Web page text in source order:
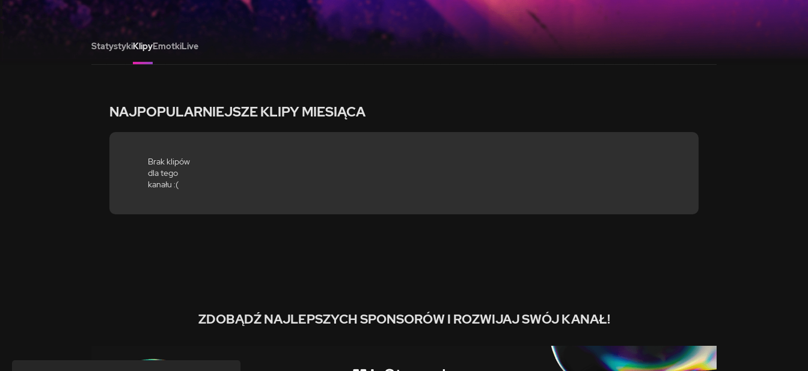
StatystykiKlipyEmotkiLive
NAJPOPULARNIEJSZE KLIPY MIESIĄCA
Brak klipów
dla tego
kanału :(
ZDOBĄDŹ NAJLEPSZYCH SPONSORÓW I ROZWIJAJ SWÓJ KANAŁ!